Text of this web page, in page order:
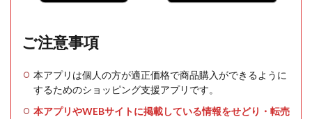
ご注意事項
本アプリは個人の方が適正価格で商品購入ができるように
するためのショッピング支援アプリです。
本アプリやWEBサイトに掲載している情報をせどり・転売